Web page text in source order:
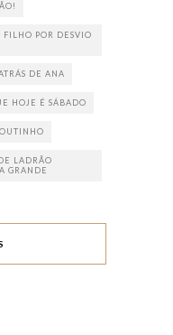
POR DESVIO
DE ANA
HOJE É SÁBADO
LADRÃO
GRANDE